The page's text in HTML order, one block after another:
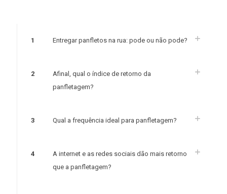
1 Entregar panfletos na rua: pode ou não pode?
2
Afinal, qual o índice de retorno da
panfletagem?
3 Qual a frequência ideal para panfletagem?
4
A internet e as redes sociais dão mais retorno
que a panfletagem?